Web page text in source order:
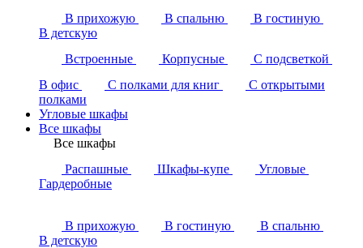
В прихожую
В спальню
В гостиную
В детскую
Встроенные
Корпусные
С подсветкой
В офис
С полками для книг
С открытыми
полками
Угловые шкафы
Все шкафы
Все шкафы
Распашные
Шкафы-купе
Угловые
Гардеробные
В прихожую В гостиную
В спальню
В детскую